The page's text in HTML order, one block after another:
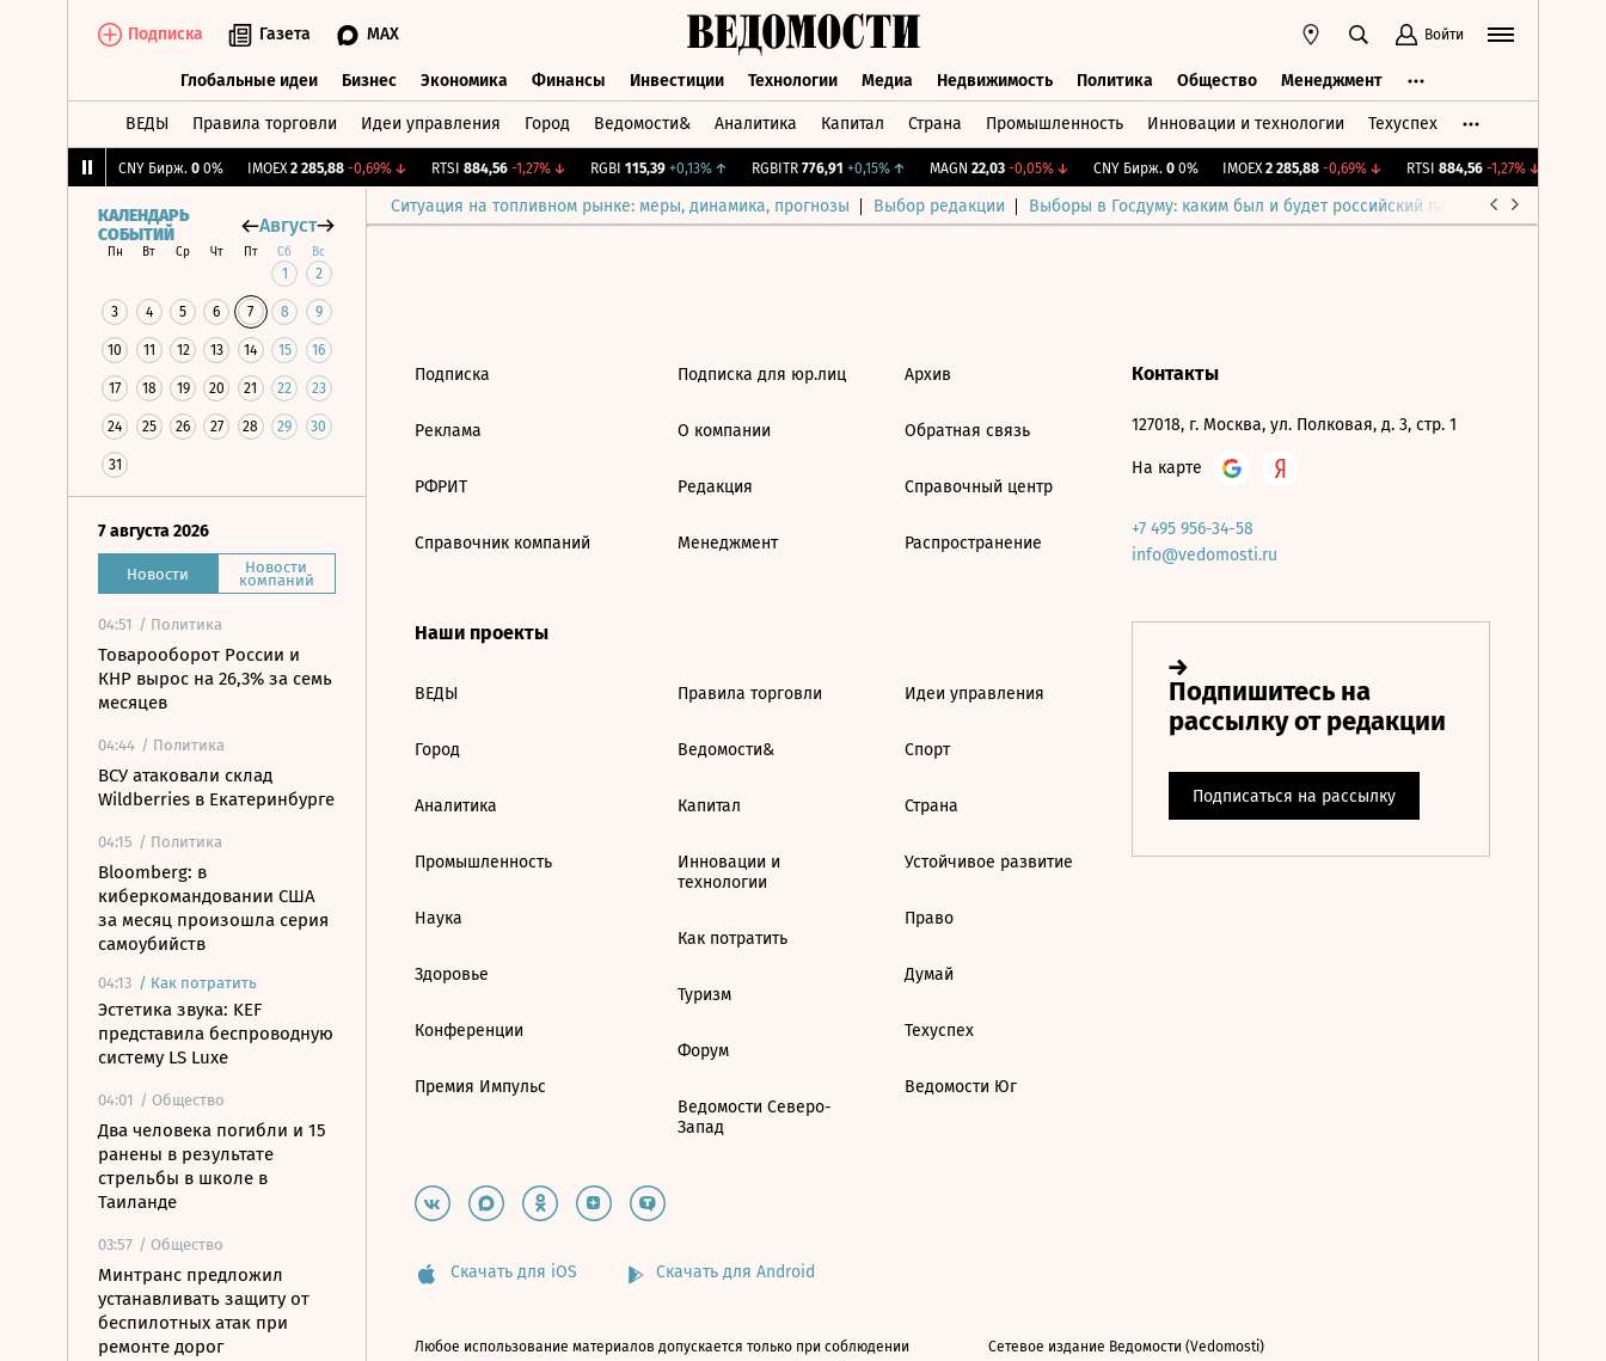
Подписка Газета MAX Войти
Глобальные идеи Бизнес Экономика Финансы Инвестиции Технологии Медиа Недвижимость Политика Общество Менеджмент
ВЕДЫ Правила торговли Идеи управления Город Ведомости& Аналитика Капитал Страна Промышленность Инновации и технологии Техуспех
CNY Бирж. 0 0% IMOEX 2 285,88 -0,69%↓ RTSI 884,56 -1,27%↓ RGBI 115,39 +0,13%↑ RGBITR 776,91 +0,15%↑ MAGN 22,03 -0,05%↓ CNY Бирж. 0 0% IMOEX 2 285,88 -0,69%↓ RTSI 884,56 -1,27%↓
Ситуация на топливном рынке: меры, динамика, прогнозы Выбор редакции Выборы в Госдуму: каким был и будет российский парламент
КАЛЕНДАРЬ
СОБЫТИЙ
Август
Пн Вт Ср Чт Пт Сб Вс
1 2
3 4 5 6 7 8 9
10 11 12 13 14 15 16
17 18 19 20 21 22 23
24 25 26 27 28 29 30
31
7 августа 2026
Новости Новости
компаний
04:51 / Политика
Товарооборот России и
КНР вырос на 26,3% за семь
месяцев
04:44 / Политика
ВСУ атаковали склад
Wildberries в Екатеринбурге
04:15 / Политика
Bloomberg: в
киберкомандовании США
за месяц произошла серия
самоубийств
04:13 / Как потратить
Эстетика звука: KEF
представила беспроводную
систему LS Luxe
04:01 / Общество
Два человека погибли и 15
ранены в результате
стрельбы в школе в
Таиланде
03:57 / Общество
Минтранс предложил
устанавливать защиту от
беспилотных атак при
ремонте дорог
Подписка
Реклама
РФРИТ
Справочник компаний
Подписка для юр.лиц
О компании
Редакция
Менеджмент
Архив
Обратная связь
Справочный центр
Распространение
Наши проекты
ВЕДЫ
Город
Аналитика
Промышленность
Наука
Здоровье
Конференции
Премия Импульс
Правила торговли
Ведомости&
Капитал
Инновации и
технологии
Как потратить
Туризм
Форум
Ведомости Северо-
Запад
Идеи управления
Спорт
Страна
Устойчивое развитие
Право
Думай
Техуспех
Ведомости Юг
Контакты
127018, г. Москва, ул. Полковая, д. 3, стр. 1
На карте
+7 495 956-34-58
info@vedomosti.ru
Скачать для iOS Скачать для Android
Любое использование материалов допускается только при соблюдении
Сетевое издание Ведомости (Vedomosti)